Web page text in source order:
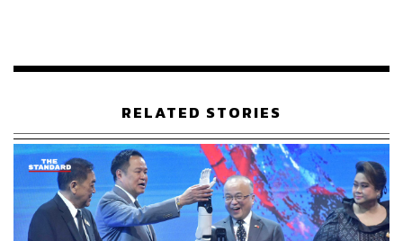
RELATED STORIES